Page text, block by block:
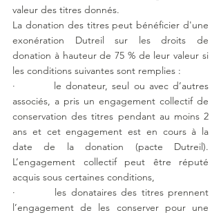
valeur des titres donnés.
La donation des titres peut bénéficier d'une
exonération Dutreil sur les droits de
donation à hauteur de 75 % de leur valeur si
les conditions suivantes sont remplies :
·         le donateur, seul ou avec d’autres
associés, a pris un engagement collectif de
conservation des titres pendant au moins 2
ans et cet engagement est en cours à la
date de la donation (pacte Dutreil).
L’engagement collectif peut être réputé
acquis sous certaines conditions,
·         les donataires des titres prennent
l’engagement de les conserver pour une